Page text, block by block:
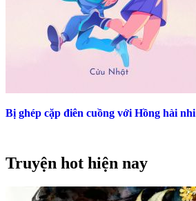
Bị ghép cặp điên cuồng với Hồng hài nhi
Truyện hot hiện nay